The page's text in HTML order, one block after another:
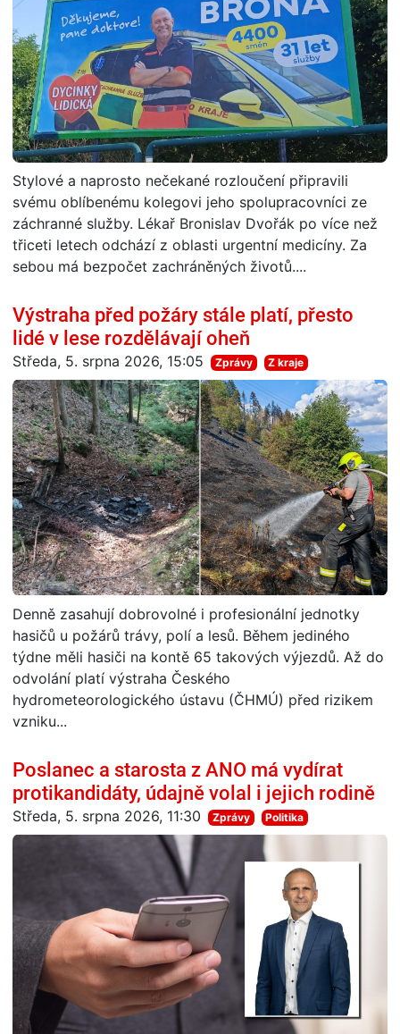
Stylové a naprosto nečekané rozloučení připravili
svému oblíbenému kolegovi jeho spolupracovníci ze
záchranné služby. Lékař Bronislav Dvořák po více než
třiceti letech odchází z oblasti urgentní medicíny. Za
sebou má bezpočet zachráněných životů....
Výstraha před požáry stále platí, přesto
lidé v lese rozdělávají oheň
Středa, 5. srpna 2026, 15:05 Zprávy Z kraje
Denně zasahují dobrovolné i profesionální jednotky
hasičů u požárů trávy, polí a lesů. Během jediného
týdne měli hasiči na kontě 65 takových výjezdů. Až do
odvolání platí výstraha Českého
hydrometeorologického ústavu (ČHMÚ) před rizikem
vzniku...
Poslanec a starosta z ANO má vydírat
protikandidáty, údajně volal i jejich rodině
Středa, 5. srpna 2026, 11:30 Zprávy Politika